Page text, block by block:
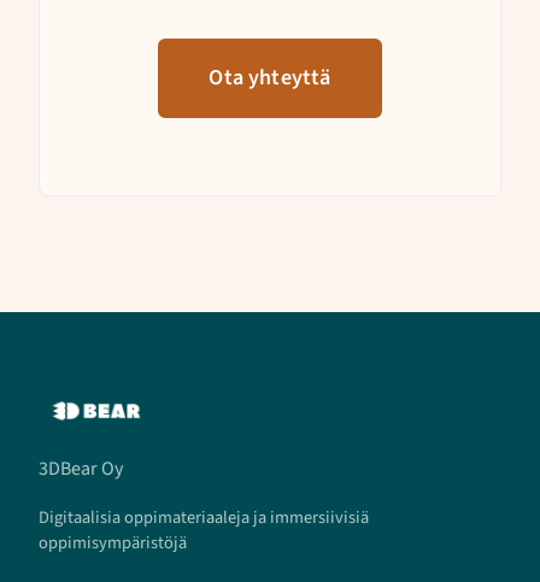
Ota yhteyttä
3DBear Oy
Digitaalisia oppimateriaaleja ja immersiivisiä
oppimisympäristöjä